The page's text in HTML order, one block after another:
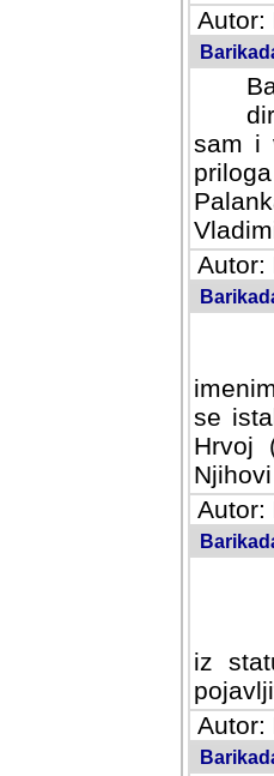
Autor:
sam i
Autor:
se
Hrvoj
Autor:
iz
Autor: